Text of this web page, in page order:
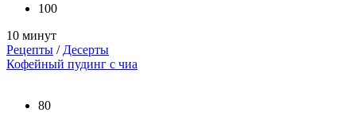
100
10 минут
Рецепты / Десерты
Кофейный пудинг с чиа
80